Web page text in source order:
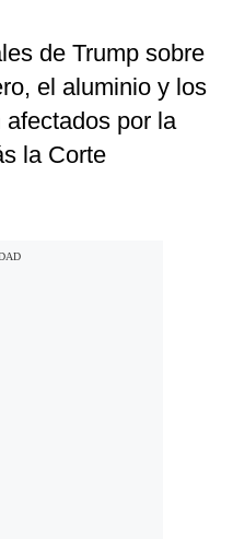
de Trump sobre
el aluminio y los
por la
la Corte